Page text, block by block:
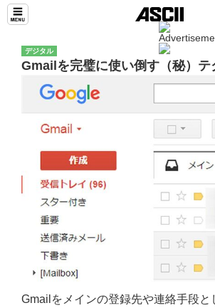
デジタル
Gmailを完璧に使い倒す（秘）テ
Gmailをメインの登録先や連絡手段と